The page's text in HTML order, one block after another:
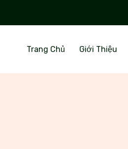
Trang Chủ Giới Thiệu